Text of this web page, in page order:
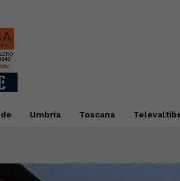
Umbria Toscana